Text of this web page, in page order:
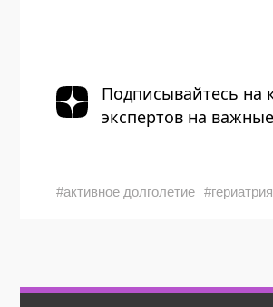
Подписывайтесь на
экспертов на
#активное долголетие #гериатрия